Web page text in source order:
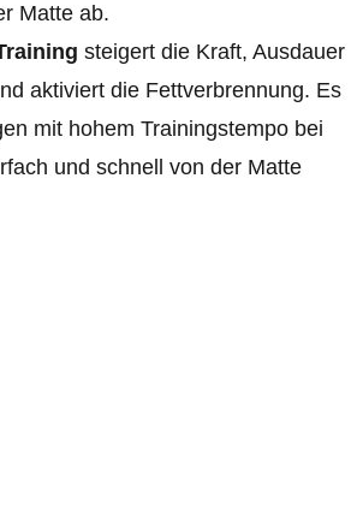
Matte ab.
steigert die Kraft, Ausdauer
aktiviert die Fettverbrennung. Es
mit hohem Trainingstempo bei
und schnell von der Matte